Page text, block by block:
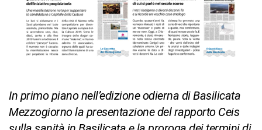
In primo piano nell’edizione odierna di Basilicata
Mezzogiorno la presentazione del rapporto Ceis